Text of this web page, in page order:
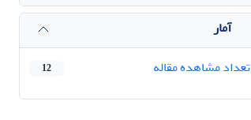
آمار
تعداد مشاهده مقاله
12